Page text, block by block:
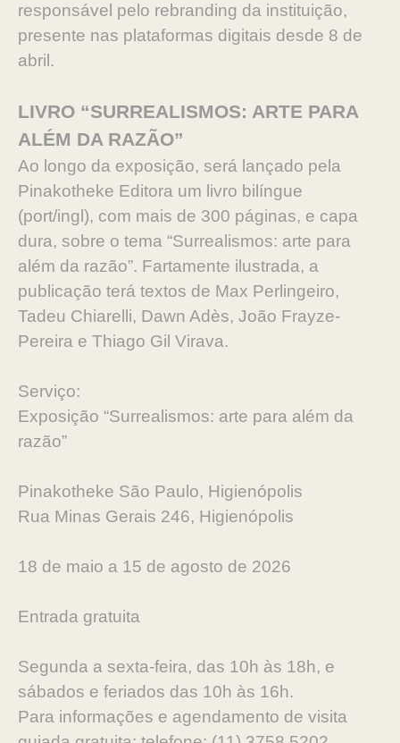
responsável pelo rebranding da instituição,
presente nas plataformas digitais desde 8 de
abril.
LIVRO “SURREALISMOS: ARTE PARA
ALÉM DA RAZÃO”
Ao longo da exposição, será lançado pela
Pinakotheke Editora um livro bilíngue
(port/ingl), com mais de 300 páginas, e capa
dura, sobre o tema “Surrealismos: arte para
além da razão”. Fartamente ilustrada, a
publicação terá textos de Max Perlingeiro,
Tadeu Chiarelli, Dawn Adès, João Frayze-
Pereira e Thiago Gil Virava.
Serviço:
Exposição “Surrealismos: arte para além da
razão”
Pinakotheke São Paulo, Higienópolis
Rua Minas Gerais 246, Higienópolis
18 de maio a 15 de agosto de 2026
Entrada gratuita
Segunda a sexta-feira, das 10h às 18h, e
sábados e feriados das 10h às 16h.
Para informações e agendamento de visita